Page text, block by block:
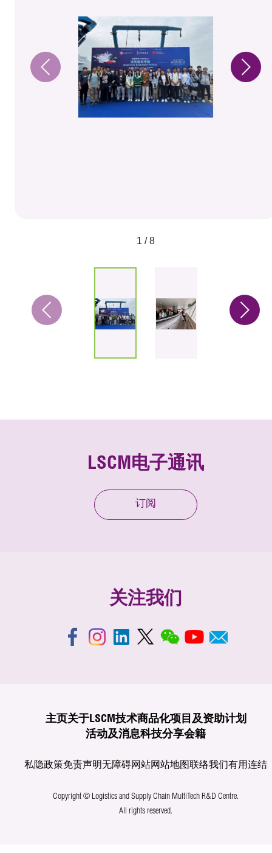
1 / 8
LSCM电子通讯
订阅
关注我们
主页关于LSCM技术商品化项目及资助计划
活动及消息科技分享会籍
私隐政策免责声明无障碍网站网站地图联络我们有用连结
Copyright © Logistics and Supply Chain MultiTech R&D Centre.
All rights reserved.